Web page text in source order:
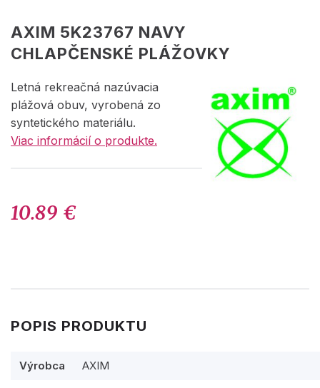
AXIM 5K23767 NAVY
CHLAPČENSKÉ PLÁŽOVKY
Letná rekreačná nazúvacia
plážová obuv, vyrobená zo
syntetického materiálu.
Viac informácií o produkte.
10.89 €
POPIS PRODUKTU
Výrobca AXIM